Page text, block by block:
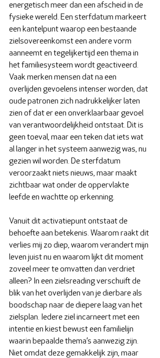
energetisch meer dan een afscheid in de
fysieke wereld. Een sterfdatum markeert
een kantelpunt waarop een bestaande
zielsovereenkomst een andere vorm
aanneemt en tegelijkertijd een thema in
het familiesysteem wordt geactiveerd.
Vaak merken mensen dat na een
overlijden gevoelens intenser worden, dat
oude patronen zich nadrukkelijker laten
zien of dat er een onverklaarbaar gevoel
van verantwoordelijkheid ontstaat. Dit is
geen toeval, maar een teken dat iets wat
al langer in het systeem aanwezig was, nu
gezien wil worden. De sterfdatum
veroorzaakt niets nieuws, maar maakt
zichtbaar wat onder de oppervlakte
leefde en wachtte op erkenning.
Vanuit dit activatiepunt ontstaat de
behoefte aan betekenis. Waarom raakt dit
verlies mij zo diep, waarom verandert mijn
leven juist nu en waarom lijkt dit moment
zoveel meer te omvatten dan verdriet
alleen? In een zielsreading verschuift de
blik van het overlijden van je dierbare als
boodschap naar de diepere laag van het
zielsplan. Iedere ziel incarneert met een
intentie en kiest bewust een familielijn
waarin bepaalde thema’s aanwezig zijn.
Niet omdat deze gemakkelijk zijn, maar